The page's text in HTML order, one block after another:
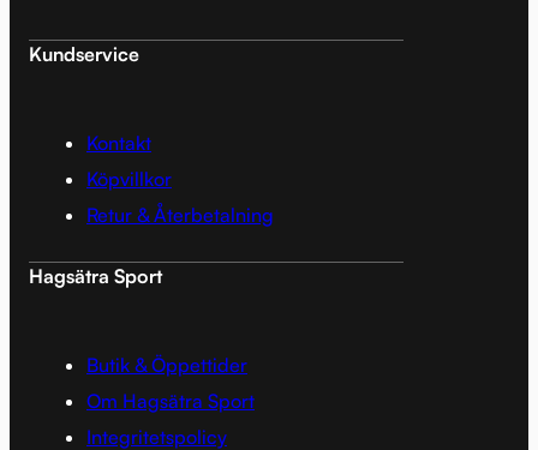
Kundservice
Kontakt
Köpvillkor
Retur & Återbetalning
Hagsätra Sport
Butik & Öppettider
Om Hagsätra Sport
Integritetspolicy